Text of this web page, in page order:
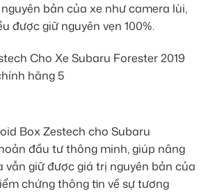
bản của xe như camera lùi,
được giữ nguyên vẹn 100%.
Box Zestech cho Subaru
đầu tư thông minh, giúp nâng
vẫn giữ được giá trị nguyên bản của
chứng thông tin về sự tương